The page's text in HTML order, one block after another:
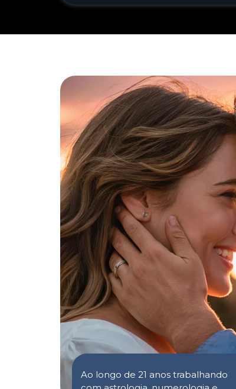
Ao longo de 21 anos trabalhando